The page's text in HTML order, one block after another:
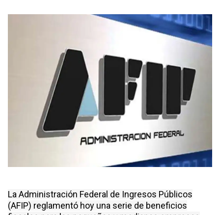
La Administración Federal de Ingresos Públicos
(AFIP) reglamentó hoy una serie de beneficios